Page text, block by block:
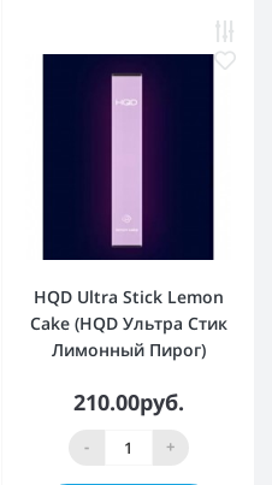
HQD Ultra Stick Lemon
Cake (HQD Ультра Стик
Лимонный Пирог)
210.00руб.
- +